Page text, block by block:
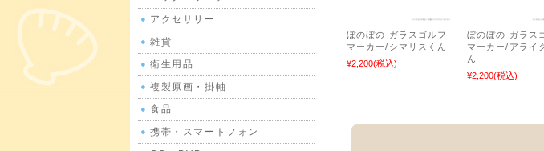
ぼのぼの ガラスゴルフ
マーカー/シマリスくん
¥2,200(税込)
ぼのぼの ガラス
マーカー/アライ
ん
¥2,200(税込)
アクセサリー
雑貨
衛生用品
複製原画・掛軸
食品
携帯・スマートフォン